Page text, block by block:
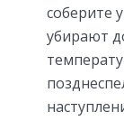
соберите
убирают